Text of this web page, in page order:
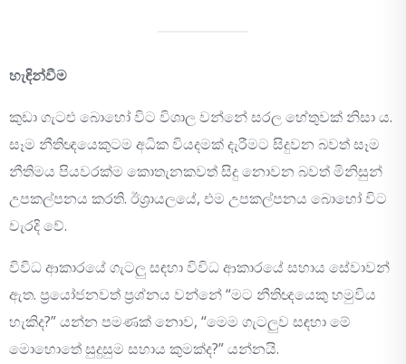
හැඳින්වීම
කුඩා ගැටළු බොහෝ විට විශාල වන්නේ සරල හේතුවක් නිසා ය.
සෑම නීතිඥයෙකුටම අධික වියදමක් දැරීමට සිදුවන බවත් සෑම
නීතිමය පියවරක්ම කොතැනකවත් සිදු නොවන බවත් මිනිසුන්
උපකල්පනය කරති. ඊශ්‍රායලයේ, එම උපකල්පනය බොහෝ විට
වැරදි වේ.
විවිධ ආකාරයේ ගැටලු සඳහා විවිධ ආකාරයේ සහාය සේවාවන්
ඇත. ප්‍රයෝජනවත් ප්‍රශ්නය වන්නේ “මට නීතිඥයෙකු හමුවිය
හැකිද?” යන්න පමණක් නොව, “මෙම ගැටලුව සඳහා මේ
මොහොතේ සුදුසුම සහාය කුමක්ද?” යන්නයි.